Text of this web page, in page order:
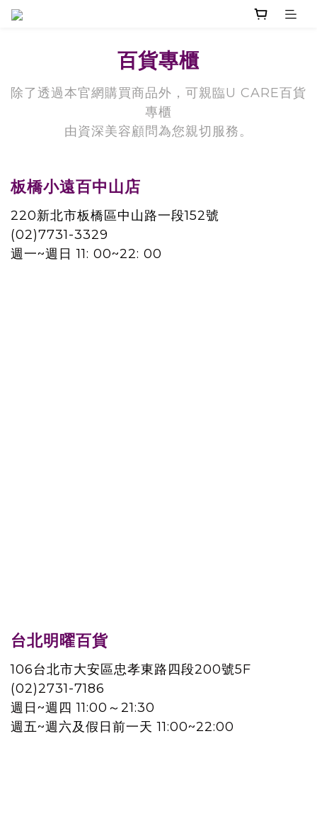
百貨專櫃
除了透過本官網購買商品外，可親臨U CARE百貨
專櫃
由資深美容顧問為您親切服務。
板橋小遠百中山店
220新北市板橋區中山路一段152號
(02)7731-3329
週一~週日 11: 00~22: 00
台北明曜百貨
106台北市大安區忠孝東路四段200號5F
(02)2731-7186
週日~週四 11:00～21:30
週五~週六及假日前一天 11:00~22:00